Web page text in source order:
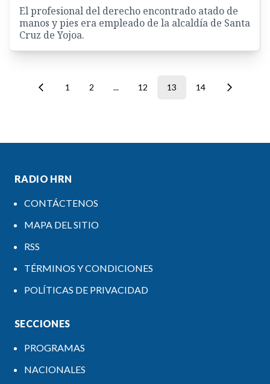
El profesional del derecho encontrado atado de
manos y pies era empleado de la alcaldía de Santa
Cruz de Yojoa.
1 2 ... 12 13 14
RADIO HRN
CONTÁCTENOS
MAPA DEL SITIO
RSS
TÉRMINOS Y CONDICIONES
POLÍTICAS DE PRIVACIDAD
SECCIONES
PROGRAMAS
NACIONALES